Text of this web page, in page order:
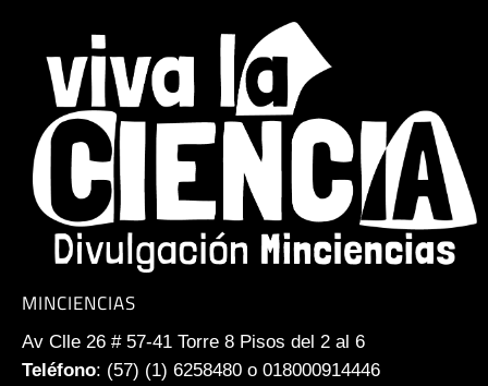
MINCIENCIAS
Av Clle 26 # 57-41 Torre 8 Pisos del 2 al 6
Teléfono: (57) (1) 6258480 o 018000914446